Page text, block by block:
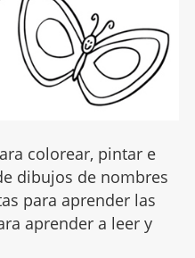
colorear, pintar e
dibujos de nombres
para aprender las
aprender a leer y